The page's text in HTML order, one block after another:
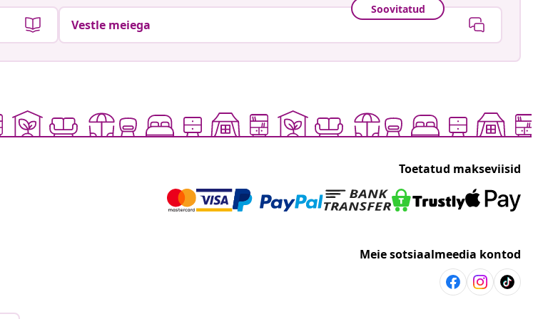
Soovitatud
Vestle meiega
Toetatud makseviisid
Meie sotsiaalmeedia kontod